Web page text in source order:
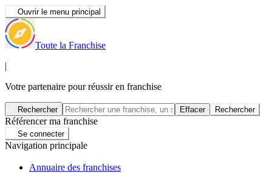
Ouvrir le menu principal
Toute la Franchise
|
Votre partenaire pour réussir en franchise
Rechercher Effacer Rechercher
Référencer ma franchise
Se connecter
Navigation principale
Annuaire des franchises